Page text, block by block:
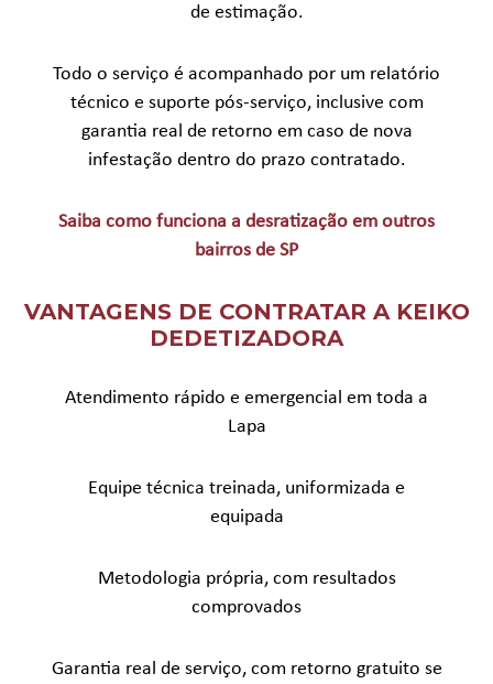
de estimação.
Todo o serviço é acompanhado por um relatório
técnico e suporte pós-serviço, inclusive com
garantia real de retorno em caso de nova
infestação dentro do prazo contratado.
Saiba como funciona a desratização em outros
bairros de SP
VANTAGENS DE CONTRATAR A KEIKO
DEDETIZADORA
Atendimento rápido e emergencial em toda a
Lapa
Equipe técnica treinada, uniformizada e
equipada
Metodologia própria, com resultados
comprovados
Garantia real de serviço, com retorno gratuito se